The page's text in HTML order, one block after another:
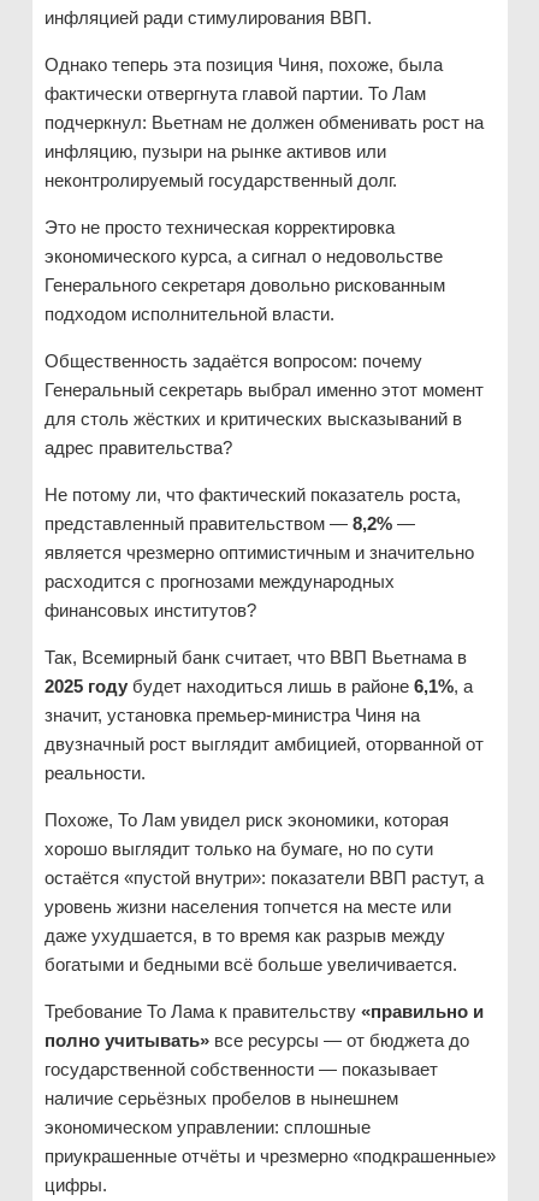
инфляцией ради стимулирования ВВП.
Однако теперь эта позиция Чиня, похоже, была
фактически отвергнута главой партии. То Лам
подчеркнул: Вьетнам не должен обменивать рост на
инфляцию, пузыри на рынке активов или
неконтролируемый государственный долг.
Это не просто техническая корректировка
экономического курса, а сигнал о недовольстве
Генерального секретаря довольно рискованным
подходом исполнительной власти.
Общественность задаётся вопросом: почему
Генеральный секретарь выбрал именно этот момент
для столь жёстких и критических высказываний в
адрес правительства?
Не потому ли, что фактический показатель роста,
представленный правительством — 8,2%—
является чрезмерно оптимистичным и значительно
расходится с прогнозами международных
финансовых институтов?
Так, Всемирный банк считает, что ВВП Вьетнама в
2025 годубудет находиться лишь в районе 6,1%, а
значит, установка премьер-министра Чиня на
двузначный рост выглядит амбицией, оторванной от
реальности.
Похоже, То Лам увидел риск экономики, которая
хорошо выглядит только на бумаге, но по сути
остаётся «пустой внутри»: показатели ВВП растут, а
уровень жизни населения топчется на месте или
даже ухудшается, в то время как разрыв между
богатыми и бедными всё больше увеличивается.
Требование То Лама к правительству «правильно и
полно учитывать»все ресурсы — от бюджета до
государственной собственности — показывает
наличие серьёзных пробелов в нынешнем
экономическом управлении: сплошные
приукрашенные отчёты и чрезмерно «подкрашенные»
цифры.